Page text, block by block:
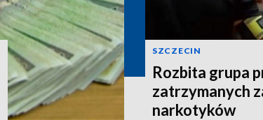
SZCZECIN
Rozbita grupa
zatrzymanych
narkotyków